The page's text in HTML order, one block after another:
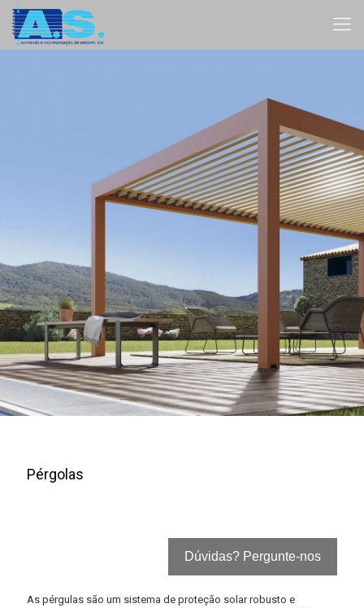
Pérgolas
Dúvidas? Pergunte-nos
As pérgulas são um sistema de proteção solar robusto e